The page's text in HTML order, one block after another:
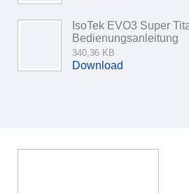
IsoTek EVO3 Super
Bedienungsanleitung
340,36 KB
Download